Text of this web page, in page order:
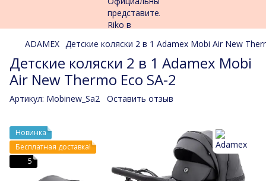
ADAMEX Детские коляски 2 в 1 Adamex Mobi Air New
Детские коляски 2 в 1 Adamex Mobi
Air New Thermo Eco SA-2
Артикул: Mobinew_Sa2 Оставить отзыв
Новинка
Бесплатная доставка!
5